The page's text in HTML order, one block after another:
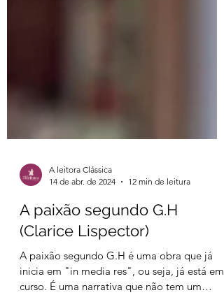
14 de abr. de 2024
12 min de leitura
A paixão segundo G.H
(Clarice Lispector)
A paixão segundo G.H é uma obra que já